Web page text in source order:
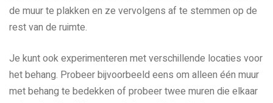
de muur te plakken en ze vervolgens af te stemmen op de
rest van de ruimte.
Je kunt ook experimenteren met verschillende locaties voor
het behang. Probeer bijvoorbeeld eens om alleen één muur
met behang te bedekken of probeer twee muren die elkaar